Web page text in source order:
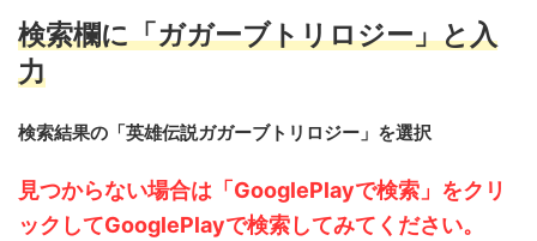
検索欄に「ガガーブトリロジー」と入
力
検索結果の「英雄伝説ガガーブトリロジー」を選択
見つからない場合は「GooglePlayで検索」をクリ
ックしてGooglePlayで検索してみてください。